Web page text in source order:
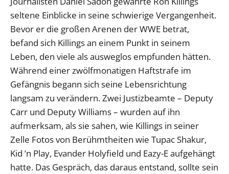
seltene Einblicke in seine schwierige Vergangenheit.
Bevor er die großen Arenen der WWE betrat,
befand sich Killings an einem Punkt in seinem
Leben, den viele als ausweglos empfunden hätten.
Während einer zwölfmonatigen Haftstrafe im
Gefängnis begann sich seine Lebensrichtung
langsam zu verändern. Zwei Justizbeamte – Deputy
Carr und Deputy Williams – wurden auf ihn
aufmerksam, als sie sahen, wie Killings in seiner
Zelle Fotos von Berühmtheiten wie Tupac Shakur,
Kid ’n Play, Evander Holyfield und Eazy-E aufgehängt
hatte. Das Gespräch, das daraus entstand, sollte sein